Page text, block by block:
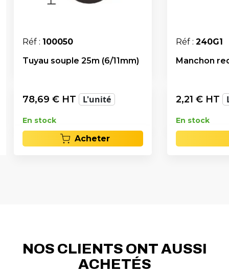
Réf : 100050
Tuyau souple 25m (6/11mm)
78,69 € HT L'unité
En stock
Acheter
Réf : 240G1
Manchon
2,21 € HT
En stock
NOS CLIENTS ONT AUSSI
ACHETÉS